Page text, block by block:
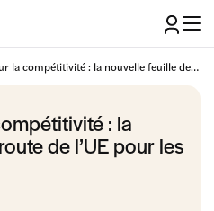
Boussole pour la compétitivité : la nouvelle feuille de route de l'UE pour les entreprises
: la
de l’UE pour les